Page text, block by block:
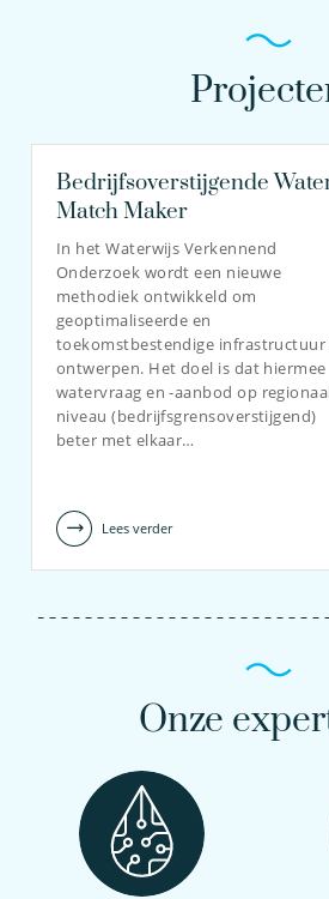
Bedrijfsoverstijgende
Match Maker
In het Waterwijs Verkennend
Onderzoek wordt een nieuwe
methodiek ontwikkeld om
geoptimaliseerde en
toekomstbestendige infrastructuur
ontwerpen. Het doel is dat hiermee
watervraag en -aanbod op
niveau (bedrijfsgrensoverstijgend)
beter met elkaar…
Lees verder
Onze